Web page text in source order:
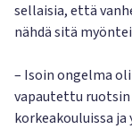
sellaisia, että
nähdä sitä
– Isoin ongelma
vapautettu
korkeakouluissa